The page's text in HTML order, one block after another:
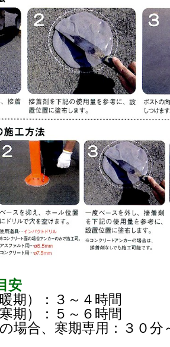
安
期）：３～４時間
期）：５～６時間
場合、寒期専用：３０分